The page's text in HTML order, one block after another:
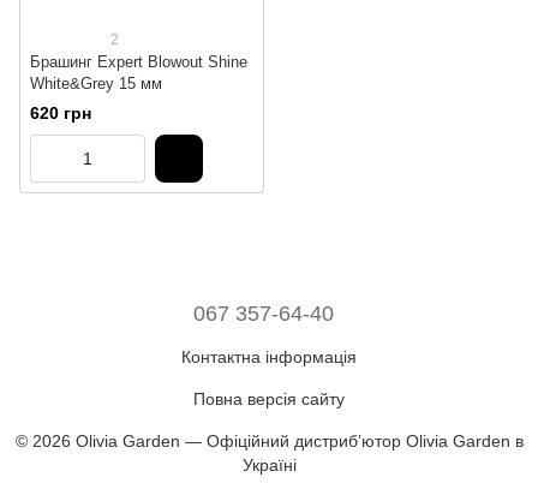
2
Брашинг Expert Blowout Shine
White&Grey 15 мм
620 грн
067 357-64-40
Контактна інформація
Повна версія сайту
© 2026 Olivia Garden — Офіційний дистрибʼютор Olivia Garden в
Україні